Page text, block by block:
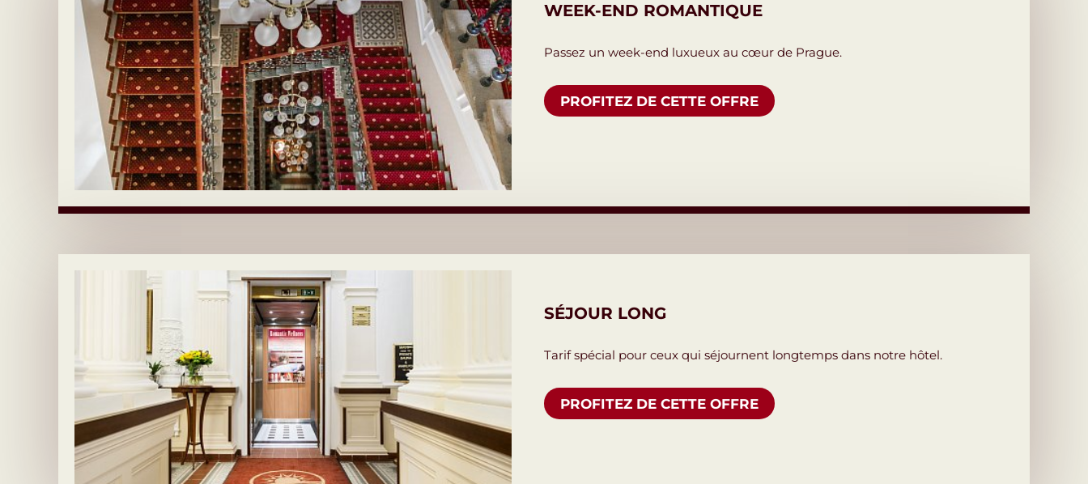
WEEK-END ROMANTIQUE
Passez un week-end luxueux au cœur de Prague.
PROFITEZ DE CETTE OFFRE
SÉJOUR LONG
Tarif spécial pour ceux qui séjournent longtemps dans notre hôtel.
PROFITEZ DE CETTE OFFRE